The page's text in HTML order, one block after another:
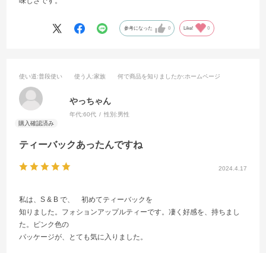
参考になった 0 Like! 0
2024.4.17
ティーバックあったんですね
使い道:普段使い 使う人 :家族 何で商品を知りましたか:ホームページ
やっちゃん
年代:60代 性別:男性
私は、S & B で、 初めてティーバックを
知りました。フォションアップルティーです。凄く好感を、持ちまし
た。ピンク色の
パッケージが、とても気に入りました。